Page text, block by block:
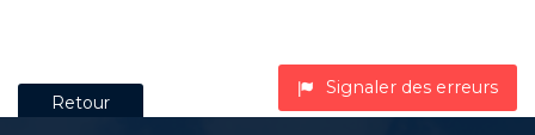
Retour
Signaler des erreurs